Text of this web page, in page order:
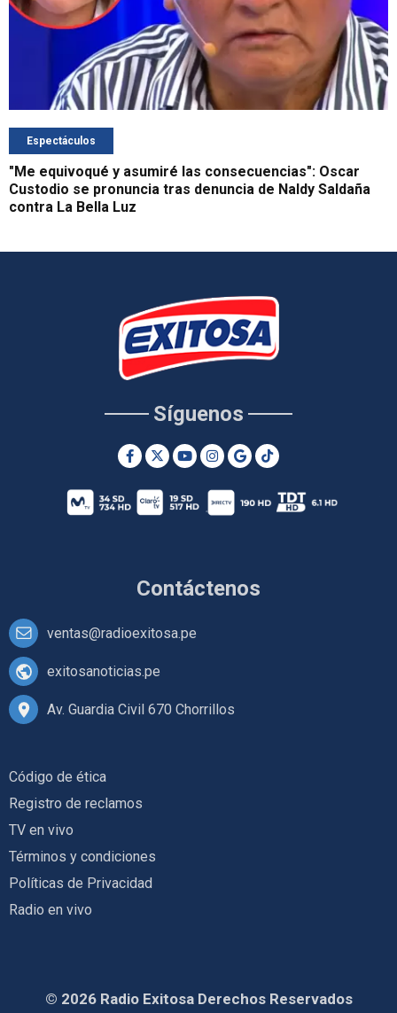
Espectáculos
"Me equivoqué y asumiré las consecuencias": Oscar
Custodio se pronuncia tras denuncia de Naldy Saldaña
contra La Bella Luz
Contáctenos
ventas@radioexitosa.pe
exitosanoticias.pe
Av. Guardia Civil 670 Chorrillos
Síguenos
Código de ética
Registro de reclamos
TV en vivo
Términos y condiciones
Políticas de Privacidad
Radio en vivo
© 2026 Radio Exitosa Derechos Reservados